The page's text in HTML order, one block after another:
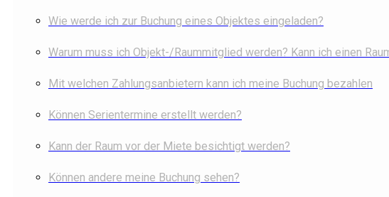
Wie werde ich zur Buchung eines Objektes eingeladen?
Warum muss ich Objekt-/Raummitglied werden? Kann ich einen
Mit welchen Zahlungsanbietern kann ich meine Buchung bezahlen
Können Serientermine erstellt werden?
Kann der Raum vor der Miete besichtigt werden?
Können andere meine Buchung sehen?